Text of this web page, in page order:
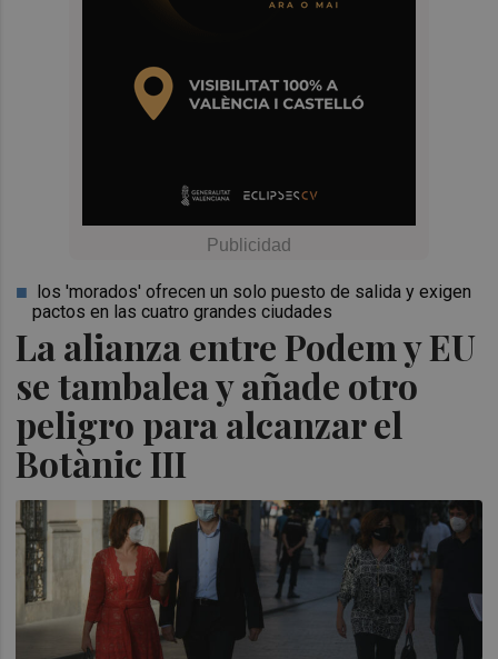
La alianza entre Podem y EU
se tambalea y añade otro
peligro para alcanzar el
Botànic III
los 'morados' ofrecen un solo puesto de salida y exigen
pactos en las cuatro grandes ciudades